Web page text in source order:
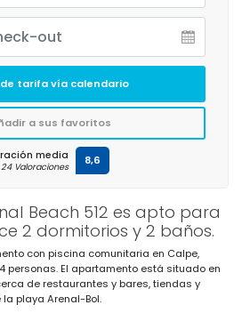
Beach 512 es apto para
2 dormitorios y 2 baños.
con piscina comunitaria en Calpe,
personas. El apartamento está situado en
de restaurantes y bares, tiendas y
playa Arenal-Bol.
tarifa vía calendario
a sus favoritos
media
24 Valoraciones 8,6